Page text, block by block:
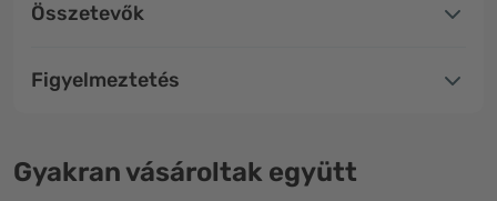
Összetevők
Figyelmeztetés
Gyakran vásároltak együtt